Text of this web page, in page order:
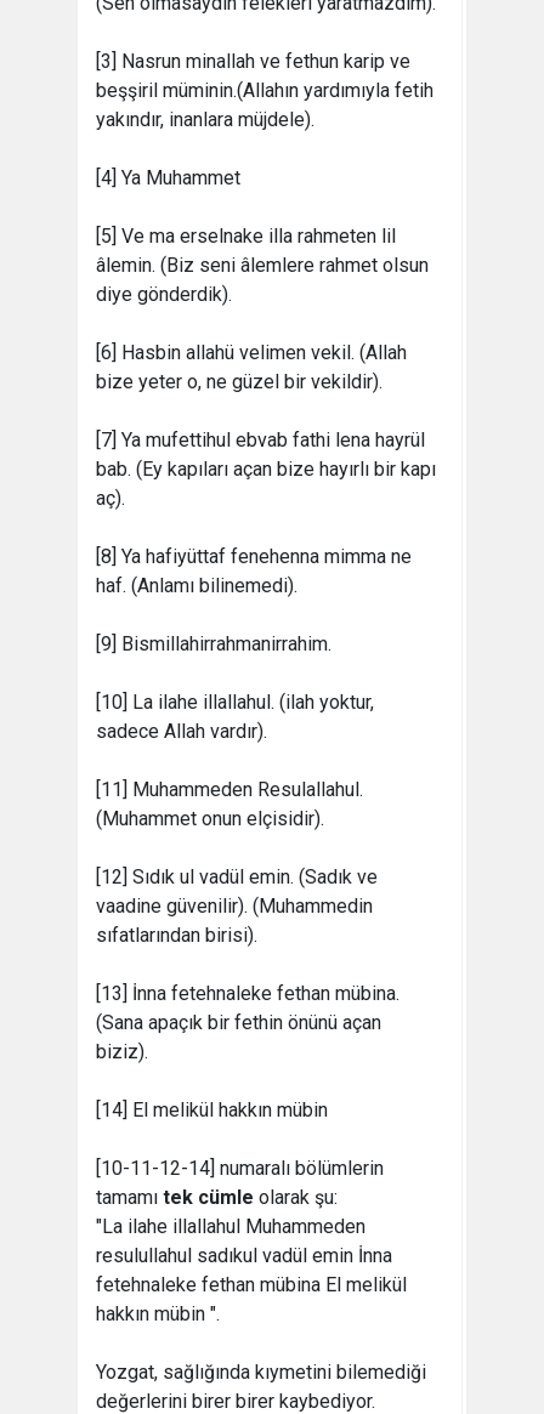
[3] Nasrun minallah ve fethun karip ve
beşşiril müminin.(Allahın yardımıyla fetih
yakındır, inanlara müjdele).
[4] Ya Muhammet
[5] Ve ma erselnake illa rahmeten lil
âlemin. (Biz seni âlemlere rahmet olsun
diye gönderdik).
[6] Hasbin allahü velimen vekil. (Allah
bize yeter o, ne güzel bir vekildir).
[7] Ya mufettihul ebvab fathi lena hayrül
bab. (Ey kapıları açan bize hayırlı bir kapı
aç).
[8] Ya hafiyüttaf fenehenna mimma ne
haf. (Anlamı bilinemedi).
[9] Bismillahirrahmanirrahim.
[10] La ilahe illallahul. (ilah yoktur,
sadece Allah vardır).
[11] Muhammeden Resulallahul.
(Muhammet onun elçisidir).
[12] Sıdık ul vadül emin. (Sadık ve
vaadine güvenilir). (Muhammedin
sıfatlarından birisi).
[13] İnna fetehnaleke fethan mübina.
(Sana apaçık bir fethin önünü açan
biziz).
[14] El melikül hakkın mübin
[10-11-12-14] numaralı bölümlerin
tamamı tek cümle olarak şu:
"La ilahe illallahul Muhammeden
resulullahul sadıkul vadül emin İnna
fetehnaleke fethan mübina El melikül
hakkın mübin ".
Yozgat, sağlığında kıymetini bilemediği
değerlerini birer birer kaybediyor.